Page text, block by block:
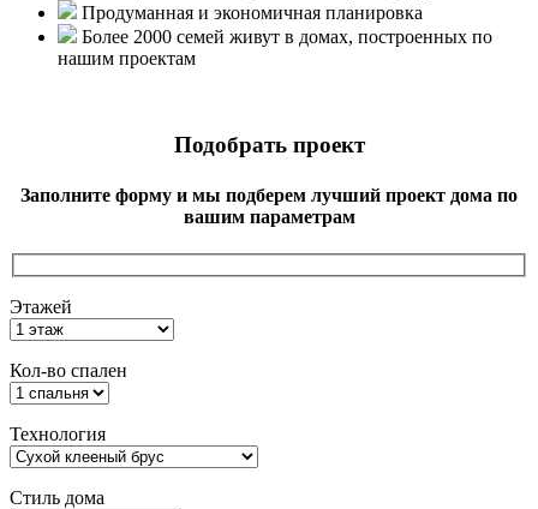
Продуманная и экономичная планировка
Более 2000 семей живут в домах, построенных по
нашим проектам
Подобрать проект
Заполните форму и мы подберем лучший проект дома по
вашим параметрам
Этажей
Кол-во спален
Технология
Стиль дома